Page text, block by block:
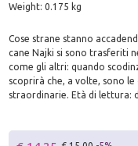
Weight: 0.175 kg
Cose strane stanno
cane Najki si sono trasferiti
come gli altri: quando
scoprirà che, a volte, sono
straordinarie. Età di lettura: